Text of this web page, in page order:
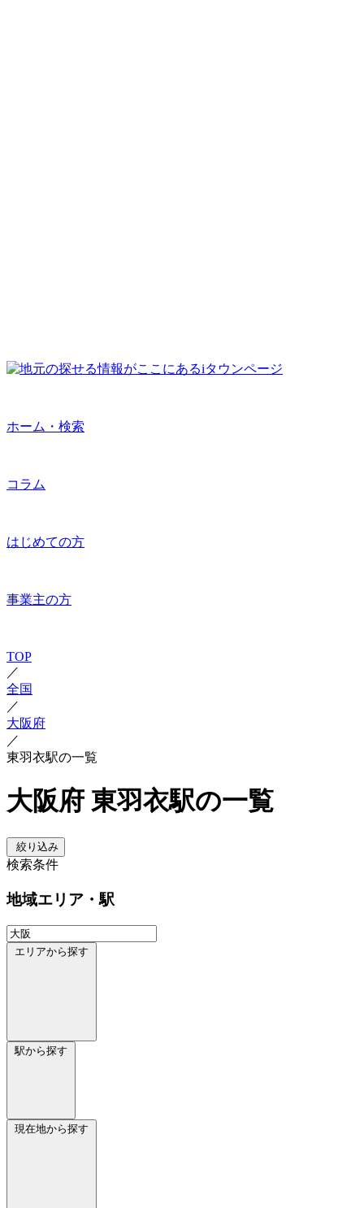
ホーム・検索
コラム
はじめての方
事業主の方
TOP
／
全国
／
大阪府
／
東羽衣駅の一覧
大阪府 東羽衣駅の一覧
絞り込み
検索条件
地域エリア・駅
エリアから探す
駅から探す
現在地から探す